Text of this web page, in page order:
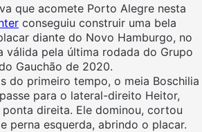
que acomete Porto Alegre nesta
conseguiu construir uma bela
diante do Novo Hamburgo, no
válida pela última rodada do Grupo
Gauchão de 2020.
do primeiro tempo, o meia Boschilia
para o lateral-direito Heitor,
direita. Ele dominou, cortou
perna esquerda, abrindo o placar.